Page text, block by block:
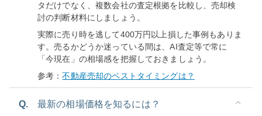
タだけでなく、複数会社の査定根拠を比較し、売却検
討の判断材料にしましょう。
実際に売り時を逃して400万円以上損した事例もありま
す。売るかどうか迷っている間は、AI査定等で常に
「今現在」の相場感を把握しておきましょう。
参考：不動産売却のベストタイミングは？
Q. 最新の相場価格を知るには？